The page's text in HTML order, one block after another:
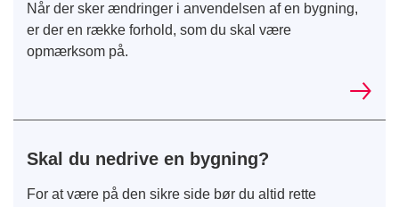
Når der sker ændringer i anvendelsen af en bygning,
er der en række forhold, som du skal være
opmærksom på.
Skal du nedrive en bygning?
For at være på den sikre side bør du altid rette